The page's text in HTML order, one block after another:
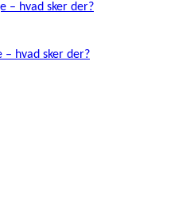
– hvad sker der?
– hvad sker der?